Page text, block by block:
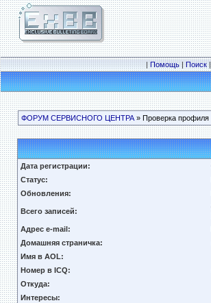
|Помощь|Поиск
ФОРУМ СЕРВИСНОГО ЦЕНТРА» Проверка профиля
Дата регистрации:
Статус:
Обновления:
Всего записей:
Адрес e-mail:
Домашняя страничка:
Имя в AOL:
Номер в ICQ:
Откуда:
Интересы: